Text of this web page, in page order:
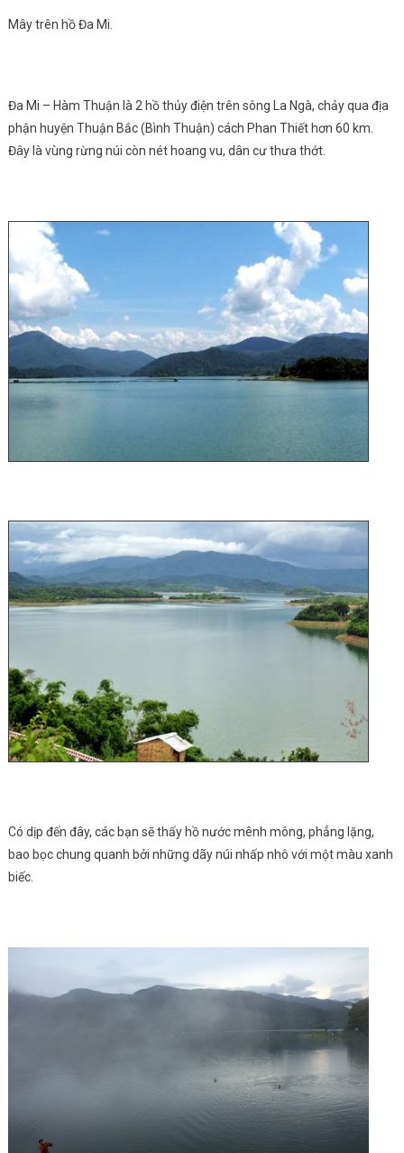
Mây trên hồ Đa Mi.
Đa Mi – Hàm Thuận là 2 hồ thủy điện trên sông La Ngà, chảy qua địa
phận huyện Thuận Bắc (Bình Thuận) cách Phan Thiết hơn 60 km.
Đây là vùng rừng núi còn nét hoang vu, dân cư thưa thớt.
Có dịp đến đây, các bạn sẽ thấy hồ nước mênh mông, phẳng lặng,
bao bọc chung quanh bởi những dãy núi nhấp nhô với một màu xanh
biếc.